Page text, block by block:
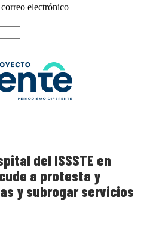
electrónico
del ISSSTE en
a protesta y
y subrogar servicios